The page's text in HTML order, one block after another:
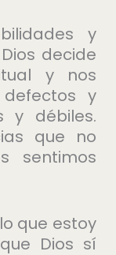
y
decide
y nos
y
y débiles.
que no
sentimos
que estoy
Dios sí